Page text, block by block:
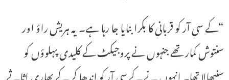
“کے سی آر کو قربانی کا بکرا بنایا جا رہا ہے۔ یہ ہریش راؤ اور
سنتوش کمار تھے جنہوں نے پروجیکٹ کے کلیدی پہلوؤں کو